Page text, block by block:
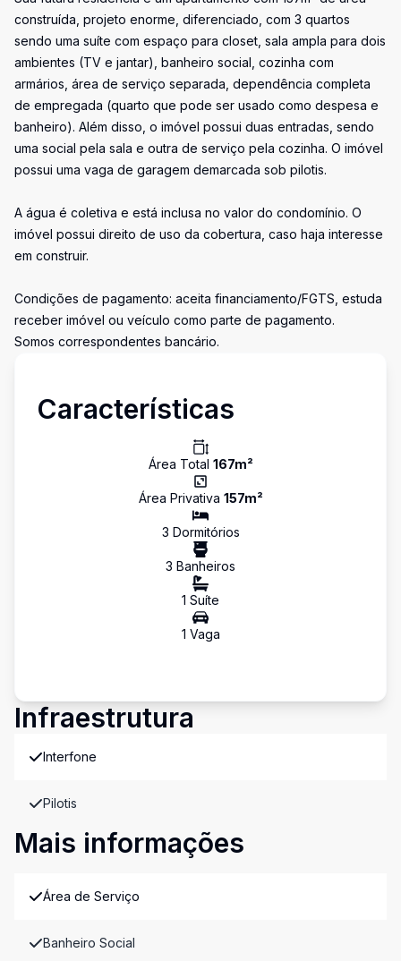
construída, projeto enorme, diferenciado, com 3 quartos
sendo uma suíte com espaço para closet, sala ampla para dois
ambientes (TV e jantar), banheiro social, cozinha com
armários, área de serviço separada, dependência completa
de empregada (quarto que pode ser usado como despesa e
banheiro). Além disso, o imóvel possui duas entradas, sendo
uma social pela sala e outra de serviço pela cozinha. O imóvel
possui uma vaga de garagem demarcada sob pilotis.
A água é coletiva e está inclusa no valor do condomínio. O
imóvel possui direito de uso da cobertura, caso haja interesse
em construir.
Condições de pagamento: aceita financiamento/FGTS, estuda
receber imóvel ou veículo como parte de pagamento.
Somos correspondentes bancário.
Características
Área Total 167m²
Área Privativa 157m²
3 Dormitórios
3 Banheiros
1 Suíte
1 Vaga
Infraestrutura
Interfone
Pilotis
Mais informações
Área de Serviço
Banheiro Social